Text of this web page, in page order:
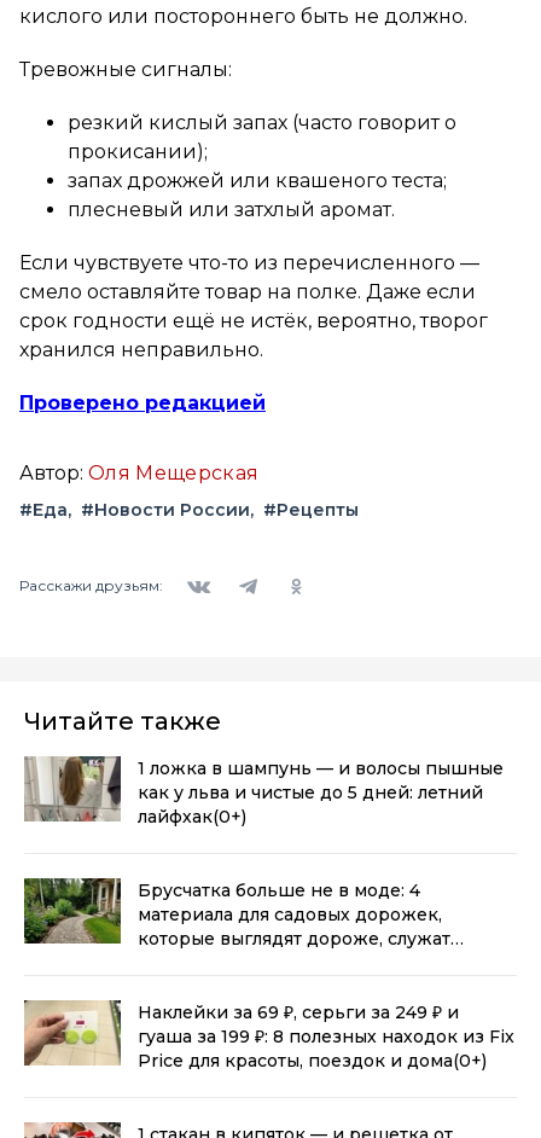
кислого или постороннего быть не должно.
Тревожные сигналы:
резкий кислый запах (часто говорит о
прокисании);
запах дрожжей или квашеного теста;
плесневый или затхлый аромат.
Если чувствуете что-то из перечисленного —
смело оставляйте товар на полке. Даже если
срок годности ещё не истёк, вероятно, творог
хранился неправильно.
Проверено редакцией
Автор: Оля Мещерская
#Еда #Новости России #Рецепты
Расскажи друзьям:
Читайте также
1 ложка в шампунь — и волосы пышные
как у льва и чистые до 5 дней: летний
лайфхак(0+)
Брусчатка больше не в моде: 4
материала для садовых дорожек,
которые выглядят дороже, служат
Наклейки за 69 ₽, серьги за 249 ₽ и
гуаша за 199 ₽: 8 полезных находок из Fix
Price для красоты, поездок и дома(0+)